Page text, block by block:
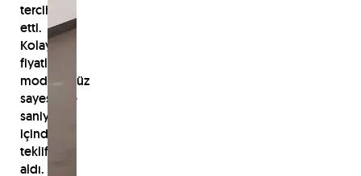
tercih
etti.
Kolay
fiyatlama
modülümüz
sayesinde
saniyeler
içinde
teklif
aldı.